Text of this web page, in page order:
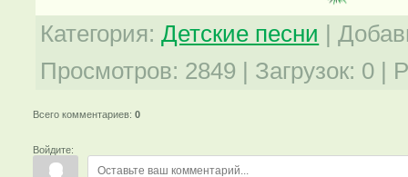
Категория: Детские песни |
Просмотров: 2849 | Загрузок: 0 |
Всего комментариев:0
Войдите: